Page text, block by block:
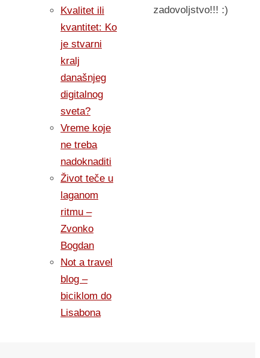
Kvalitet ili
kvantitet: Ko
je stvarni
kralj
današnjeg
digitalnog
sveta?
Vreme koje
ne treba
nadoknaditi
Život teče u
laganom
ritmu –
Zvonko
Bogdan
Not a travel
blog –
biciklom do
Lisabona
zadovoljstvo!!! :)